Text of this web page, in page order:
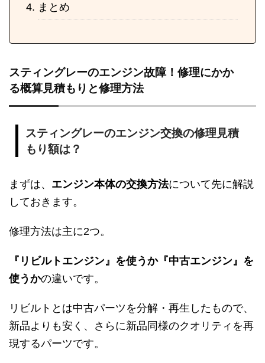
まとめ
スティングレーのエンジン故障！修理にかか
る概算見積もりと修理方法
スティングレーのエンジン交換の修理見積
もり額は？
まずは、 エンジン本体の交換方法について先に解説
しておきます。
修理方法は主に2つ。
『リビルトエンジン』を使うか『中古エンジン』を
使うかの違いです。
リビルトとは中古パーツを分解・再生したもので、
新品よりも安く、さらに新品同様のクオリティを再
現するパーツです。